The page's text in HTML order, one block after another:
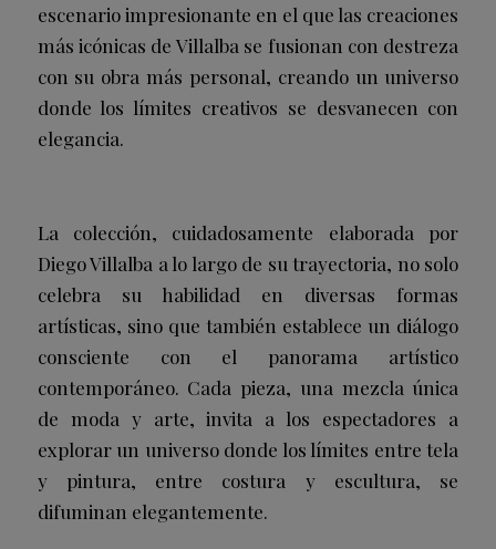
escenario impresionante en el que las creaciones
más icónicas de Villalba se fusionan con destreza
con su obra más personal, creando un universo
donde los límites creativos se desvanecen con
elegancia.
La colección, cuidadosamente elaborada por
Diego Villalba a lo largo de su trayectoria, no solo
celebra su habilidad en diversas formas
artísticas, sino que también establece un diálogo
consciente con el panorama artístico
contemporáneo. Cada pieza, una mezcla única
de moda y arte, invita a los espectadores a
explorar un universo donde los límites entre tela
y pintura, entre costura y escultura, se
difuminan elegantemente.